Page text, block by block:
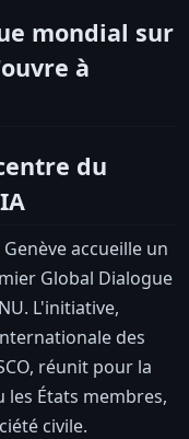
mondial sur
à
du
accueille un
Global Dialogue
L'initiative,
des
réunit pour la
États membres,
civile.